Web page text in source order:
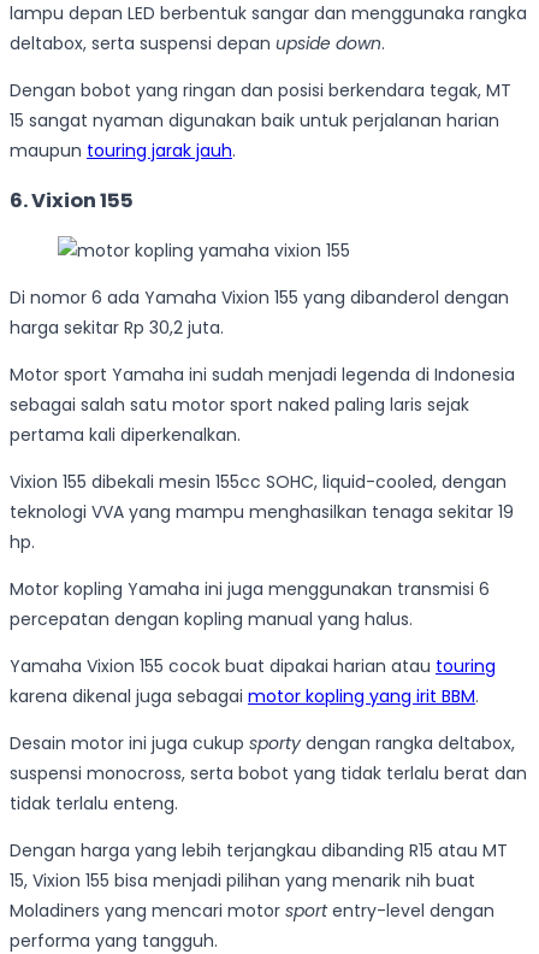
lampu depan LED berbentuk sangar dan menggunaka rangka
deltabox, serta suspensi depan upside down.
Dengan bobot yang ringan dan posisi berkendara tegak, MT
15 sangat nyaman digunakan baik untuk perjalanan harian
maupun touring jarak jauh.
6. Vixion 155
Di nomor 6 ada Yamaha Vixion 155 yang dibanderol dengan
harga sekitar Rp 30,2 juta.
Motor sport Yamaha ini sudah menjadi legenda di Indonesia
sebagai salah satu motor sport naked paling laris sejak
pertama kali diperkenalkan.
Vixion 155 dibekali mesin 155cc SOHC, liquid-cooled, dengan
teknologi VVA yang mampu menghasilkan tenaga sekitar 19
hp.
Motor kopling Yamaha ini juga menggunakan transmisi 6
percepatan dengan kopling manual yang halus.
Yamaha Vixion 155 cocok buat dipakai harian atau touring
karena dikenal juga sebagai motor kopling yang irit BBM.
Desain motor ini juga cukup sporty dengan rangka deltabox,
suspensi monocross, serta bobot yang tidak terlalu berat dan
tidak terlalu enteng.
Dengan harga yang lebih terjangkau dibanding R15 atau MT
15, Vixion 155 bisa menjadi pilihan yang menarik nih buat
Moladiners yang mencari motor sportentry-level dengan
performa yang tangguh.